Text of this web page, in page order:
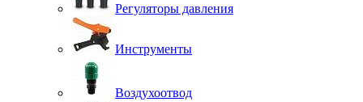
Регуляторы давления
Инструменты
Воздухоотвод